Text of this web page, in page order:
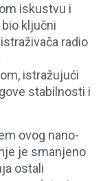
iskustvu i
ključni
radio
istražujući
stabilnosti i
ovog nano-
je smanjeno
ostali